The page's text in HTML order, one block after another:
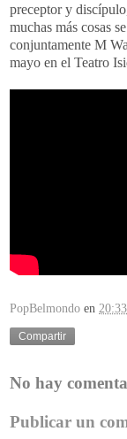
preceptor y
muchas más cosas
conjuntamente M
mayo en el Teatro
PopBelmondo en 20:33
Compartir
No hay
Publicar un